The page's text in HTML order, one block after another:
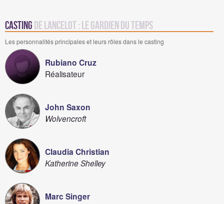
Casting de Lancelot : Le gardien du temps
Les personnalités principales et leurs rôles dans le casting
Rubiano Cruz
Réalisateur
John Saxon
Wolvencroft
Claudia Christian
Katherine Shelley
Marc Singer